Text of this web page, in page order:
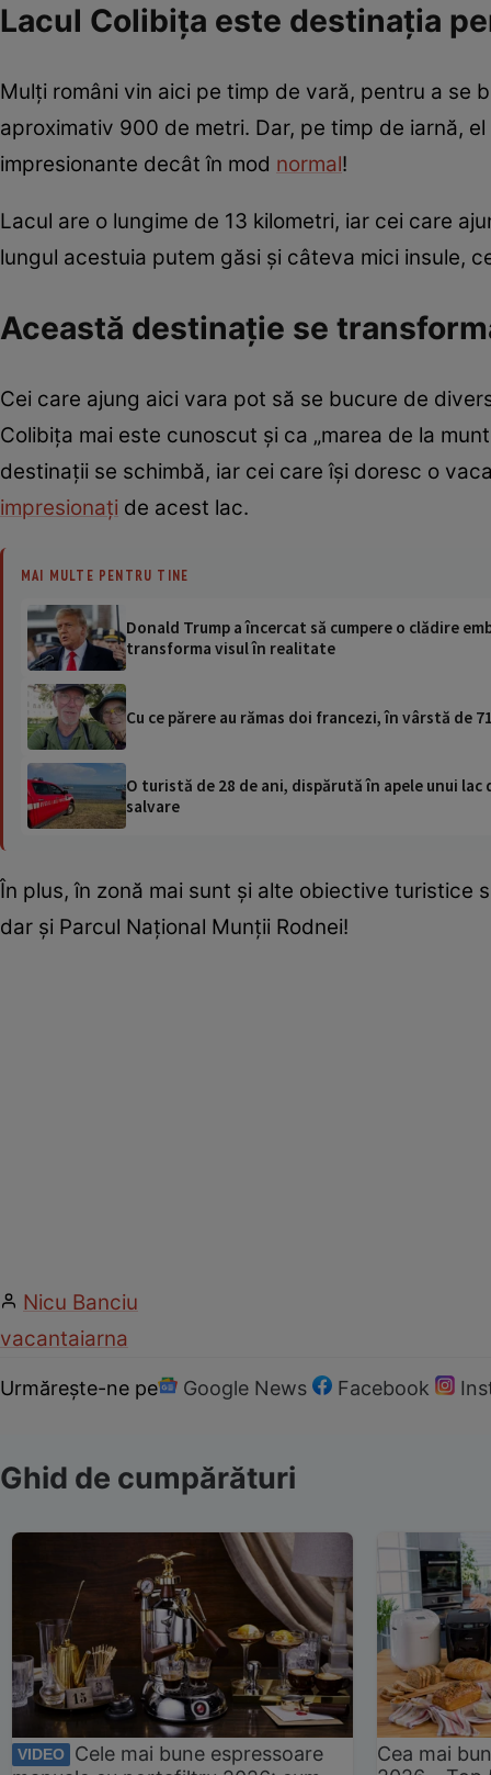
Lacul Colibița este destinația
Mulți români vin aici pe timp de vară, pentru a se
aproximativ 900 de metri. Dar, pe timp de iarnă,
impresionante decât în mod normal!
Lacul are o lungime de 13 kilometri, iar cei care
lungul acestuia putem găsi și câteva mici insule,
Această destinație se
Cei care ajung aici vara pot să se bucure de
Colibița mai este cunoscut și ca „marea de la
destinații se schimbă, iar cei care își doresc o
impresionați de acest lac.
MAI MULTE PENTRU TINE
Donald Trump a încercat să cumpere o clădire
transforma visul în realitate
Cu ce părere au rămas doi francezi, în vârstă de
O turistă de 28 de ani, dispărută în apele unui
salvare
În plus, în zonă mai sunt și alte obiective turistice
dar și Parcul Național Munții Rodnei!
Nicu Banciu
vacantaiarna
Urmărește-ne pe Google News Facebook
Ghid de cumpărături
VIDEO
Cele mai bune espressoare
Cea mai